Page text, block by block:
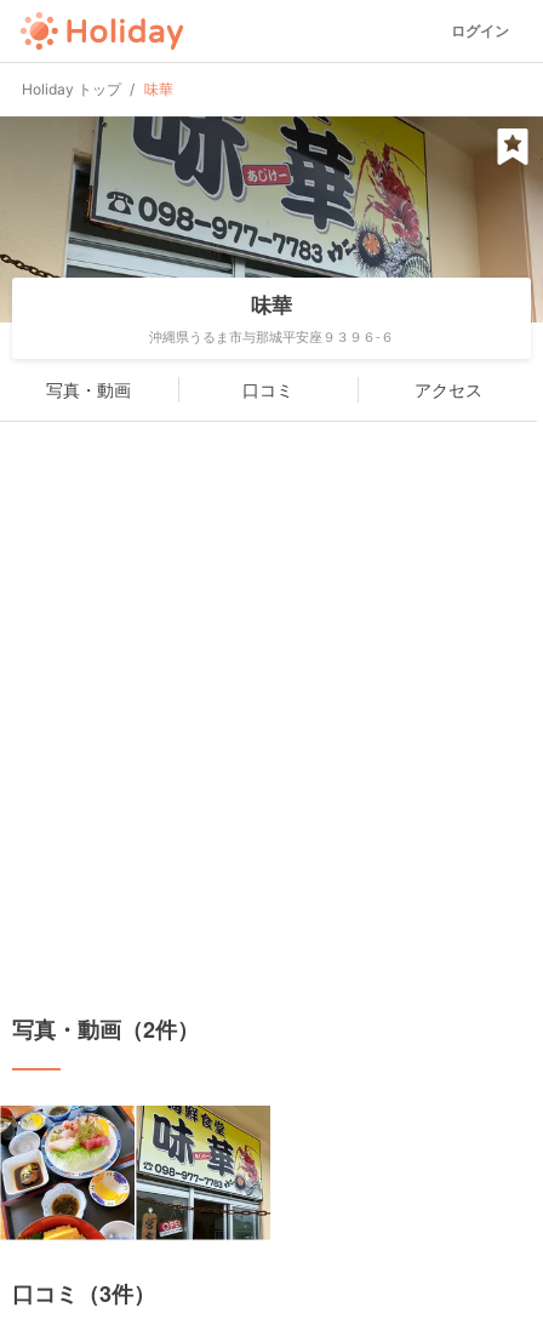
ログイン
Holiday トップ 味華
味華
沖縄県うるま市与那城平安座９３９６-６
写真・動画 口コミ アクセス
写真・動画（2件）
口コミ（3件）